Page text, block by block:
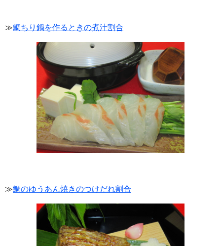
≫鯛ちり鍋を作るときの煮汁割合
≫鯛のゆうあん焼きのつけだれ割合